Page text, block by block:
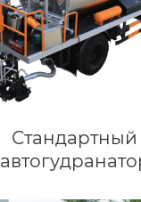
Стандартный